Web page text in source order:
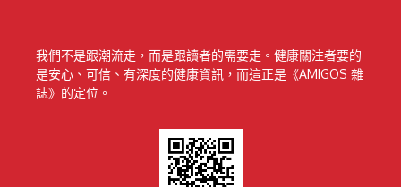
我們不是跟潮流走，而是跟讀者的需要走。健康關注者要的
是安心、可信、有深度的健康資訊，而這正是《AMIGOS 雜
誌》的定位。